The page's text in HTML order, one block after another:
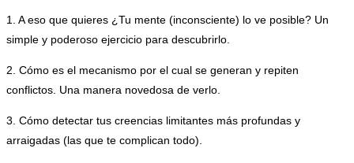
1. A eso que quieres ¿Tu mente (inconsciente) lo ve posible? Un
simple y poderoso ejercicio para descubrirlo.
2. Cómo es el mecanismo por el cual se generan y repiten
conflictos. Una manera novedosa de verlo.
3. Cómo detectar tus creencias limitantes más profundas y
arraigadas (las que te complican todo).